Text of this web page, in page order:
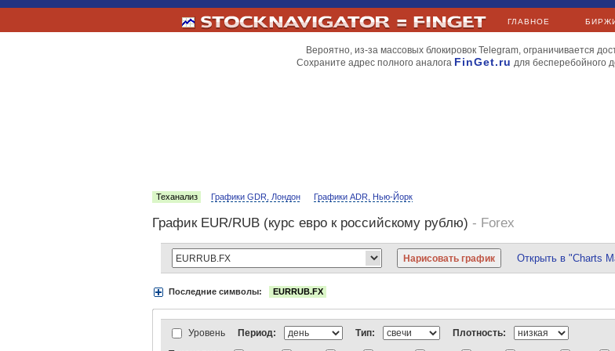
ГЛАВНОЕ
Вероятно, из-за массовых блокировок Telegram, ограничивается
Сохраните адрес полного аналога FinGet.ru для бесперебойного
Теханализ Графики GDR, Лондон Графики ADR, Нью-Йорк
График EUR/RUB (курс евро к российскому рублю) - Forex
Открыть в "Charts
Последние символы:
EURRUB.FX
АДР Нью-Йорк:
Вымпелком Газпром Газпромнефть Киви ЛУКойл Мечел МТС НорНикель
АДР Лондон:
ВТБ Газпром ЛУКойл Новатэк МегаФон НорНикель Роснефть Ростелеком
Уровень Период: Тип:
Плотность: